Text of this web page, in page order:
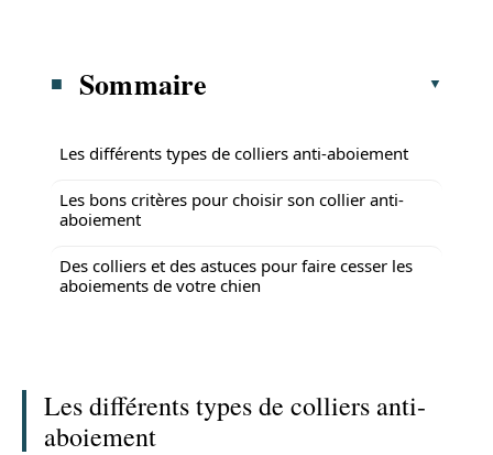
Sommaire
Les différents types de colliers anti-aboiement
Les bons critères pour choisir son collier anti-
aboiement
Des colliers et des astuces pour faire cesser les
aboiements de votre chien
Les différents types de colliers anti-
aboiement